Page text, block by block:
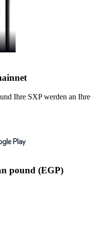
Ihre SXP werden an Ihre
pound (EGP)